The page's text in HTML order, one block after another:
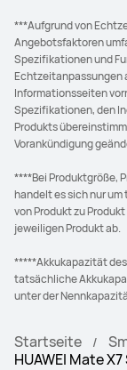
***Aufgrund von
Angebotsfaktoren
Spezifikationen und
Echtzeitanpassungen
Informationsseiten
Spezifikationen, den
Produkts
Vorankündigung
****Bei Produktgröße,
handelt es sich nur
von Produkt zu
jeweiligen Produkt ab.
*****Akkukapazität
tatsächliche
unter der
Startseite
HUAWEI Mate